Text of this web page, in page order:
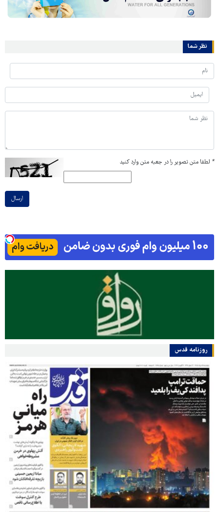
نظر شما
* لطفا متن تصویر را در جعبه متن وارد کنید
ارسال
روزنامه قدس